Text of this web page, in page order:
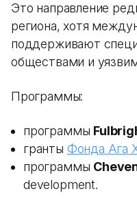
Это направление
региона, хотя
поддерживают
обществами и
Программы:
программы
гранты Фонда Ага
программы
development.